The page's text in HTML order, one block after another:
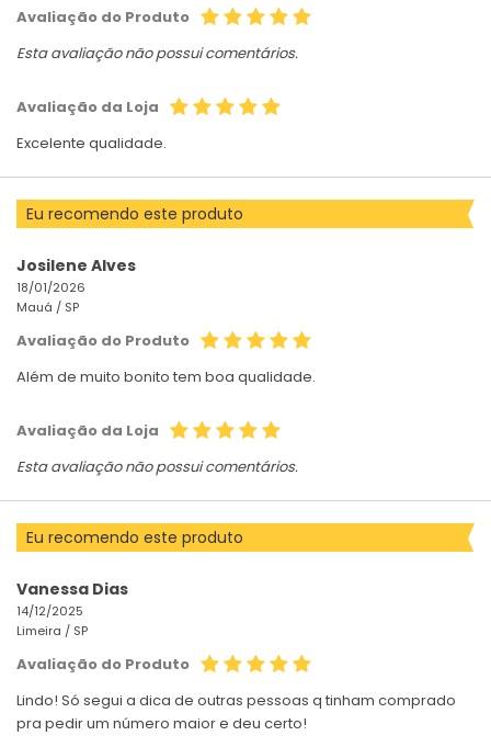
Avaliação do Produto
Esta avaliação não possui comentários.
Avaliação da Loja
Excelente qualidade.
Eu recomendo este produto
Josilene Alves
18/01/2026
Mauá / SP
Avaliação do Produto
Além de muito bonito tem boa qualidade.
Avaliação da Loja
Esta avaliação não possui comentários.
Eu recomendo este produto
Vanessa Dias
14/12/2025
Limeira / SP
Avaliação do Produto
Lindo! Só segui a dica de outras pessoas q tinham comprado
pra pedir um número maior e deu certo!